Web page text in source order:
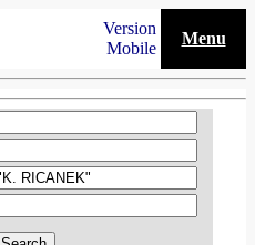
Version
Mobile
Menu